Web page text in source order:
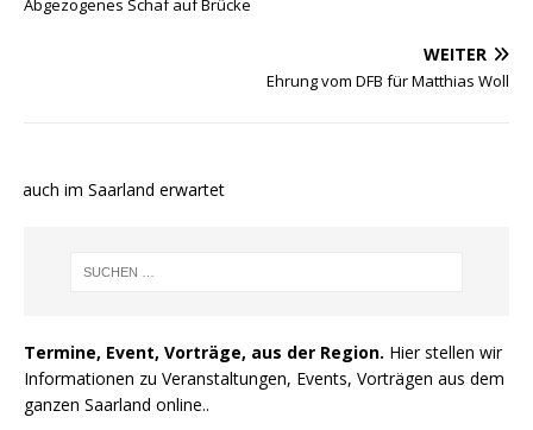
Abgezogenes Schaf auf Brücke
WEITER
Ehrung vom DFB für Matthias Woll
auch im Saarland erwartet
Termine, Event, Vorträge, aus der Region. Hier stellen wir
Informationen zu Veranstaltungen, Events, Vorträgen aus dem
ganzen Saarland online..